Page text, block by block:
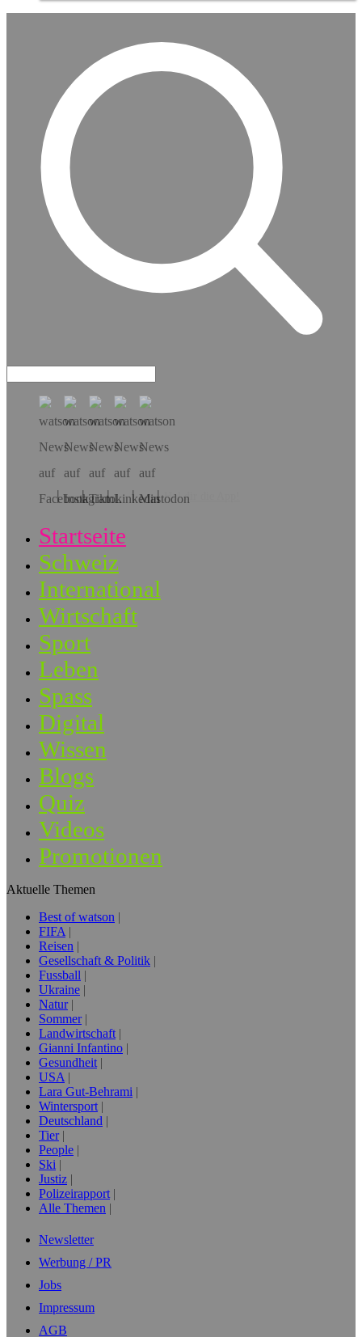
Hol dir die App!
Startseite
Schweiz
International
Wirtschaft
Sport
Leben
Spass
Digital
Wissen
Blogs
Quiz
Videos
Promotionen
Aktuelle Themen
Best of watson
FIFA
Reisen
Gesellschaft & Politik
Fussball
Ukraine
Natur
Sommer
Landwirtschaft
Gianni Infantino
Gesundheit
USA
Lara Gut-Behrami
Wintersport
Deutschland
Tier
People
Ski
Justiz
Polizeirapport
Alle Themen
Newsletter
Werbung / PR
Jobs
Impressum
AGB